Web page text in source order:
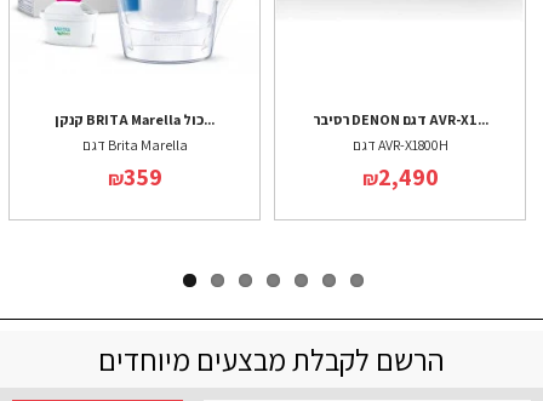
קנקן BRITA Marella כול...
דגם Brita Marella
₪359
רסיבר DENON דגם AVR-X1...
דגם AVR-X1800H
₪2,490
הרשם לקבלת מבצעים מיוחדים